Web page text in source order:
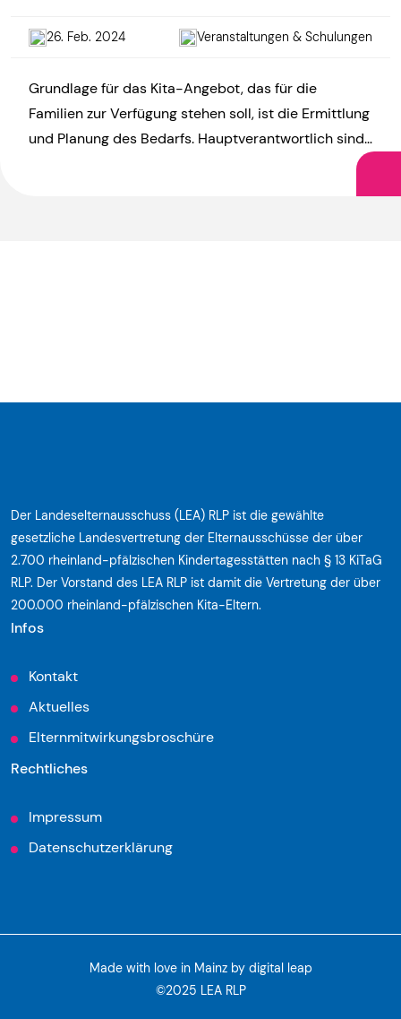
26. Feb. 2024 Veranstaltungen & Schulungen
Grundlage für das Kita-Angebot, das für die
Familien zur Verfügung stehen soll, ist die Ermittlung
und Planung des Bedarfs. Hauptverantwortlich sind
Der Landeselternausschuss (LEA) RLP ist die gewählte
gesetzliche Landesvertretung der Elternausschüsse der über
2.700 rheinland-pfälzischen Kindertagesstätten nach § 13 KiTaG
RLP. Der Vorstand des LEA RLP ist damit die Vertretung der über
200.000 rheinland-pfälzischen Kita-Eltern.
Infos
Kontakt
Aktuelles
Elternmitwirkungsbroschüre
Rechtliches
Impressum
Datenschutzerklärung
©2025 LEA RLP
Made with love in Mainz by digital leap